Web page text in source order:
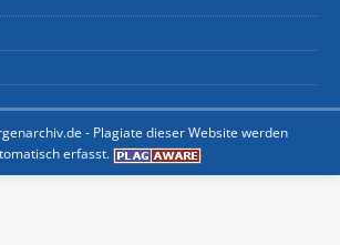
- Plagiate dieser Website werden
erfasst.